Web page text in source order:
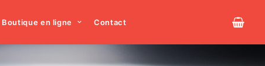
Boutique en ligne Contact